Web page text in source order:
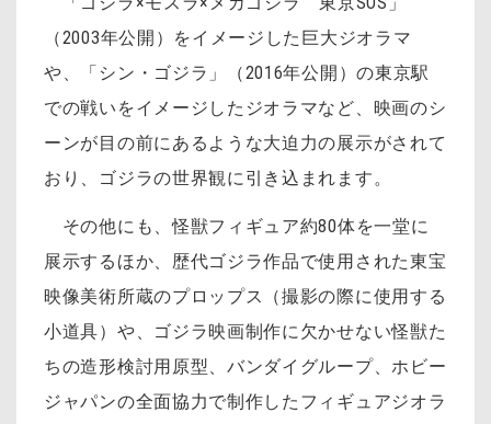
（2003年公開）をイメージした巨大ジオラマ
や、「シン・ゴジラ」（2016年公開）の東京駅
での戦いをイメージしたジオラマなど、映画のシ
ーンが目の前にあるような大迫力の展示がされて
おり、ゴジラの世界観に引き込まれます。
その他にも、怪獣フィギュア約80体を一堂に
展示するほか、歴代ゴジラ作品で使用された東宝
映像美術所蔵のプロップス（撮影の際に使用する
小道具）や、ゴジラ映画制作に欠かせない怪獣た
ちの造形検討用原型、バンダイグループ、ホビー
ジャパンの全面協力で制作したフィギュアジオラ